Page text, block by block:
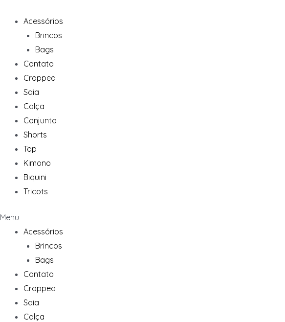
para
conteúdo
Acessórios
Brincos
Bags
Contato
Cropped
Saia
Calça
Conjunto
Shorts
Top
Kimono
Biquini
Tricots
Menu
Acessórios
Brincos
Bags
Contato
Cropped
Saia
Calça